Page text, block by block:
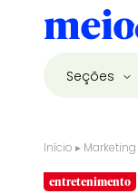
Seções
Início ▸ Marketing
entretenimento